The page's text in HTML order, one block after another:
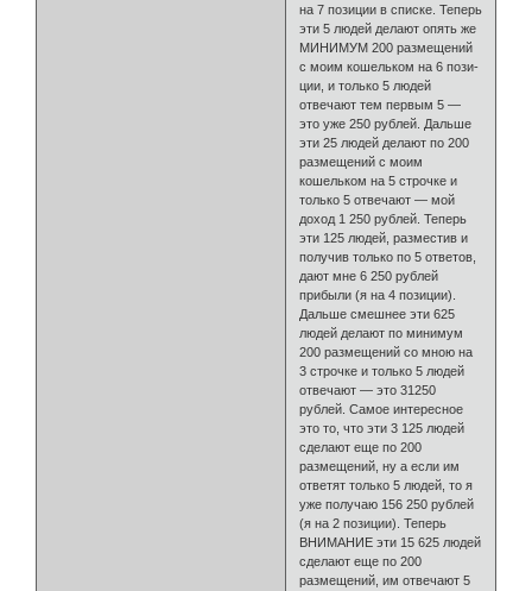
на 7 позиции в списке. Теперь
эти 5 людей делают опять же
МИНИМУМ 200 размещений
с моим кошельком на 6 пози­
ции, и только 5 людей
отвечают тем первым 5 —
это уже 250 рублей. Дальше
эти 25 людей делают по 200
размещений с моим
кошельком на 5 строчке и
только 5 отвечают — мой
доход 1 250 рублей. Теперь
эти 125 людей, разместив и
получив только по 5 ответов,
дают мне 6 250 рублей
прибыли (я на 4 позиции).
Дальше смешнее эти 625
людей делают по ми­нимум
200 размещений со мною на
3 строчке и только 5 людей
отвечают — это 31250
рублей. Самое интересное
это то, что эти 3 125 людей
сделают еще по 200
размещений, ну а если им
ответят только 5 людей, то я
уже по­лучаю 156 250 рублей
(я на 2 позиции). Теперь
ВНИМАНИЕ эти 15 625 лю­дей
сделают еще по 200
размещений, им отвечают 5